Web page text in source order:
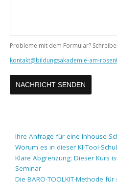
Probleme mit dem Formular?
kontakt@bildungsakademie-am-
Ihre Anfrage für eine Inhouse-
Worum es in dieser KI-Tool-
Klare Abgrenzung: Dieser Kurs
Seminar
Die BARO-TOOLKIT-Methode